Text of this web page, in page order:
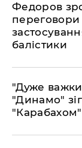
Федоров
балістики
"Дуже
"Динамо"
"Карабахом"